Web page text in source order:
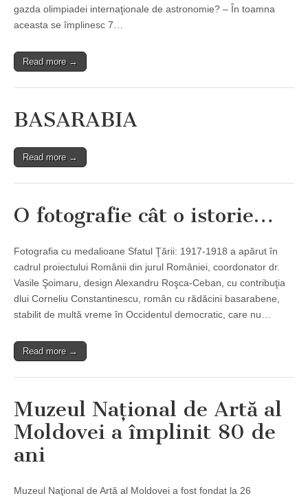
gazda olimpiadei internaţionale de astronomie? – În toamna
aceasta se împlinesc 7…
Read more →
BASARABIA
Read more →
O fotografie cât o istorie…
Fotografia cu medalioane Sfatul Ţării: 1917-1918 a apărut în
cadrul proiectului Românii din jurul României, coordonator dr.
Vasile Şoimaru, design Alexandru Roşca-Ceban, cu contribuţia
dlui Corneliu Constantinescu, român cu rădăcini basarabene,
stabilit de multă vreme în Occidentul democratic, care nu…
Read more →
Muzeul Naţional de Artă al
Moldovei a împlinit 80 de
ani
Muzeul Naţional de Artă al Moldovei a fost fondat la 26